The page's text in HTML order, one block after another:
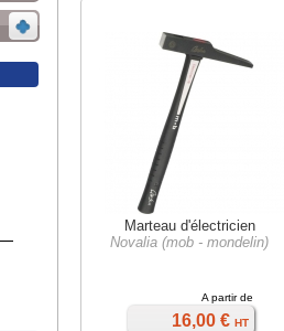
Marteau d'électricien
Novalia (mob - mondelin)
A partir de
16,00 € HT